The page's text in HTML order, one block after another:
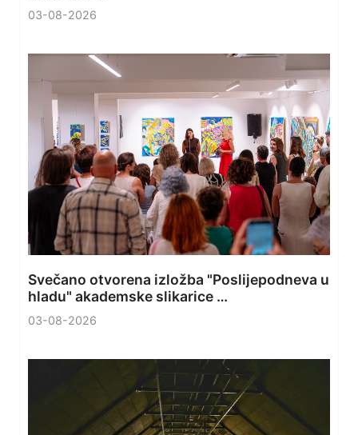
03-08-2026
Svečano otvorena izložba "Poslijepodneva u
hladu" akademske slikarice …
03-08-2026